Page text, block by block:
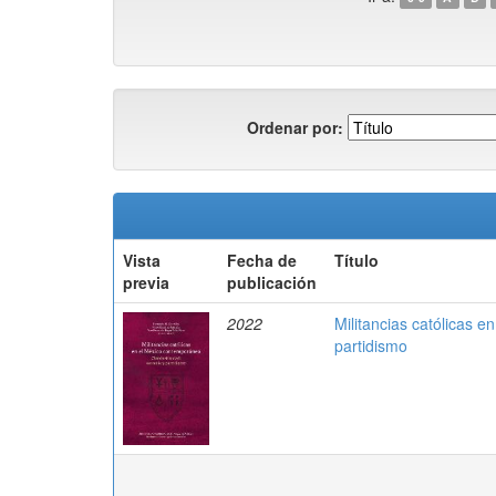
Ordenar por:
Vista
previa
Fecha de
publicación
Título
2022
Militancias católicas
partidismo